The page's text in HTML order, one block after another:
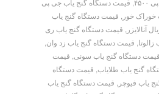
, قیمت دستگاه گنج یاب جی پی
خوراک خور , قیمت دستگاه گنج یاب
آنالایزر , قیمت دستگاه گنج یاب ری
, قیمت دستگاه گنج یاب زد وان,
قیمت دستگاه گنج یاب سونی, قیمت
گنج یاب طلایاب, قیمت دستگاه
یاب فیوچر , قیمت دستگاه گنج یاب